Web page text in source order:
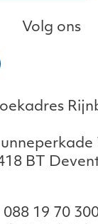
Volg ons
BT
088 19 70